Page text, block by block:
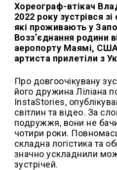
Хореограф-втікач
2022 року зустрівся
які проживають у
Возз’єднання родини
аеропорту Маямі,
артиста прилетіли з
Про довгоочікувану
його дружина Ліліана
InstaStories,
світлин та відео. За
подружжя, вони не
чотири роки.
складна логістика та
значно ускладнили
зустрічей.